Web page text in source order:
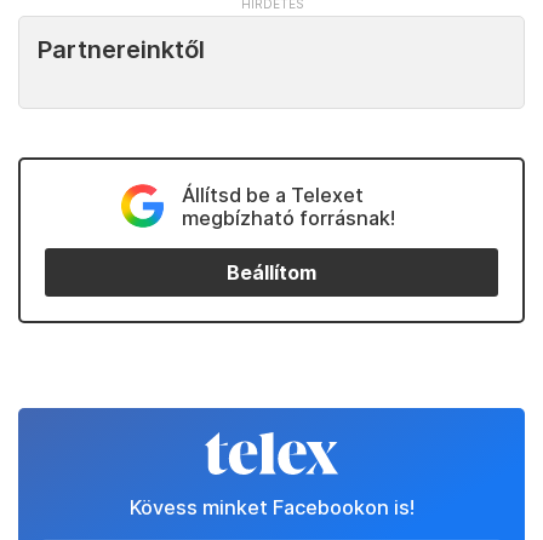
Partnereinktől
Állítsd be a Telexet
megbízható forrásnak!
Beállítom
Kövess minket Facebookon is!